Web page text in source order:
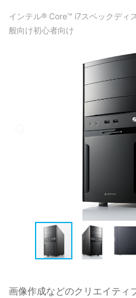
インテル® Core™ i7スペックディ
般向け初心者向け
画像作成などのクリエイティ